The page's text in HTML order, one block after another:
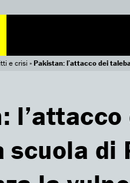
e crisi »Pakistan: l’attacco dei
scuola di